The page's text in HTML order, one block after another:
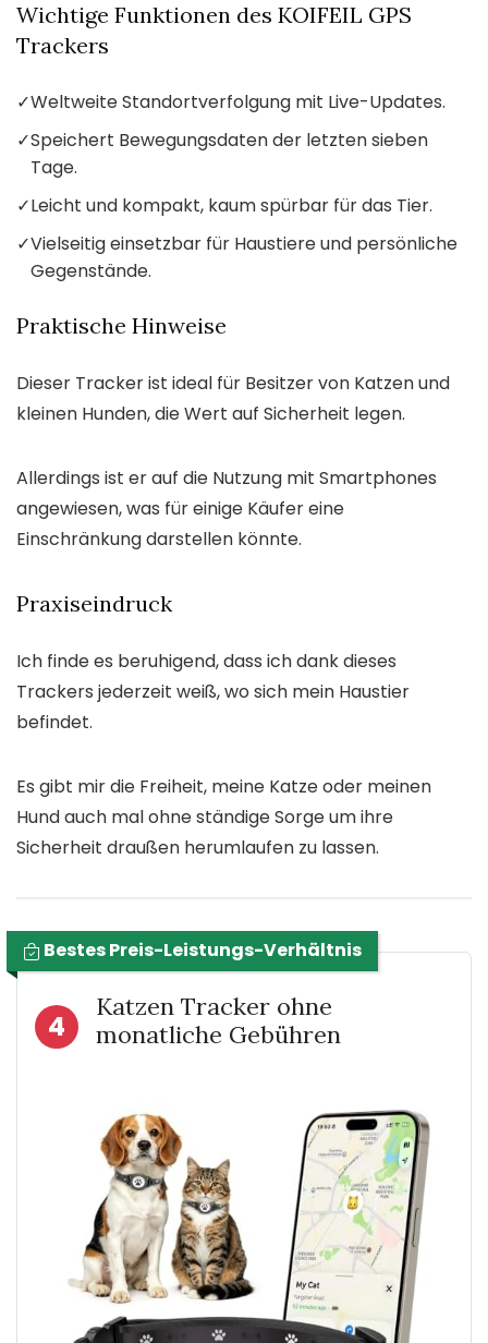
Wichtige Funktionen des KOIFEIL GPS
Trackers
✓Weltweite Standortverfolgung mit Live-Updates.
✓Speichert Bewegungsdaten der letzten sieben
Tage.
✓Leicht und kompakt, kaum spürbar für das Tier.
✓Vielseitig einsetzbar für Haustiere und persönliche
Gegenstände.
Praktische Hinweise
Dieser Tracker ist ideal für Besitzer von Katzen und
kleinen Hunden, die Wert auf Sicherheit legen.
Allerdings ist er auf die Nutzung mit Smartphones
angewiesen, was für einige Käufer eine
Einschränkung darstellen könnte.
Praxiseindruck
Ich finde es beruhigend, dass ich dank dieses
Trackers jederzeit weiß, wo sich mein Haustier
befindet.
Es gibt mir die Freiheit, meine Katze oder meinen
Hund auch mal ohne ständige Sorge um ihre
Sicherheit draußen herumlaufen zu lassen.
Bestes Preis-Leistungs-Verhältnis
4
Katzen Tracker ohne
monatliche Gebühren